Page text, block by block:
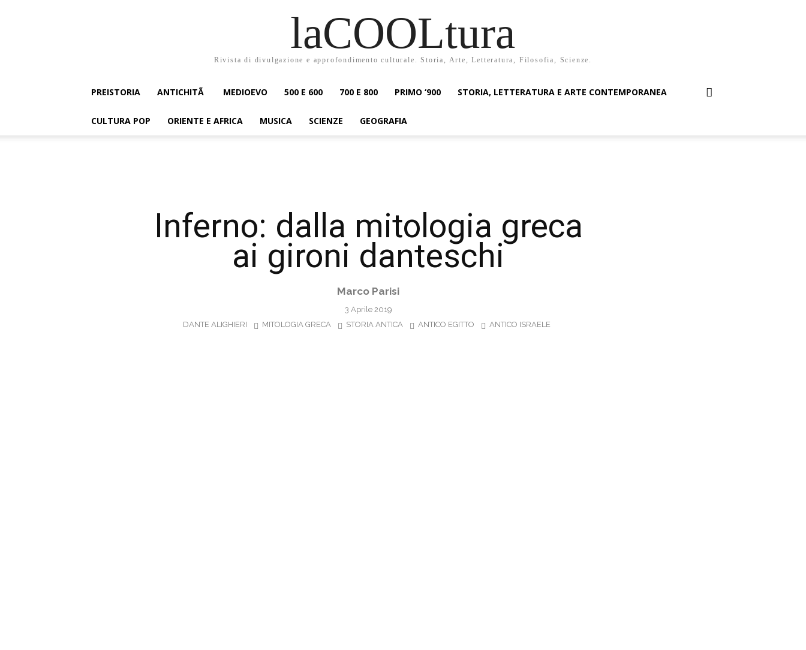
laCOOLtura
Rivista di divulgazione e approfondimento culturale. Storia, Arte, Letteratura, Filosofia, Scienze.
PREISTORIA ANTICHITÃ MEDIOEVO 500 E 600 700 E 800 PRIMO ‘900 STORIA, LETTERATURA E ARTE CONTEMPORANEA
CULTURA POP ORIENTE E AFRICA MUSICA SCIENZE GEOGRAFIA
Inferno: dalla mitologia greca
ai gironi danteschi
Marco Parisi
3 Aprile 2019
DANTE ALIGHIERI
MITOLOGIA GRECA STORIA ANTICA ANTICO EGITTO ANTICO ISRAELE